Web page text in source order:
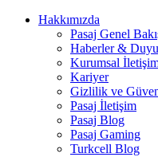
Hakkımızda
Pasaj Genel
Haberler &
Kurumsal
Kariyer
Gizlilik ve
Pasaj İletişim
Pasaj Blog
Pasaj Gaming
Turkcell Blog